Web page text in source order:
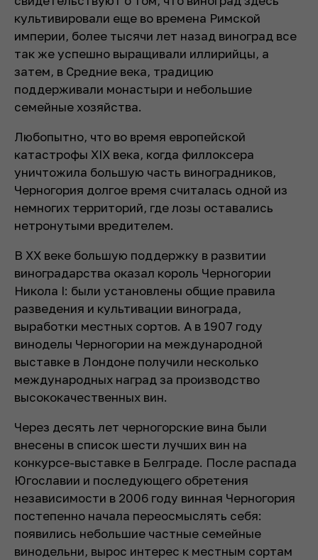
культивировали еще во времена Римской
империи, более тысячи лет назад виноград все
так же успешно выращивали иллирийцы, а
затем, в Средние века, традицию
поддерживали монастыри и небольшие
семейные хозяйства.
Любопытно, что во время европейской
катастрофы XIX века, когда филлоксера
уничтожила большую часть виноградников,
Черногория долгое время считалась одной из
немногих территорий, где лозы оставались
нетронутыми вредителем.
В XX веке большую поддержку в развитии
виноградарства оказал король Черногории
Никола I: были установлены общие правила
разведения и культивации винограда,
выработки местных сортов. А в 1907 году
виноделы Черногории на международной
выставке в Лондоне получили несколько
международных наград за производство
высококачественных вин.
Через десять лет черногорские вина были
внесены в список шести лучших вин на
конкурсе-выставке в Белграде. После распада
Югославии и последующего обретения
независимости в 2006 году винная Черногория
постепенно начала переосмыслять себя:
появились небольшие частные семейные
винодельни, вырос интерес к местным сортам